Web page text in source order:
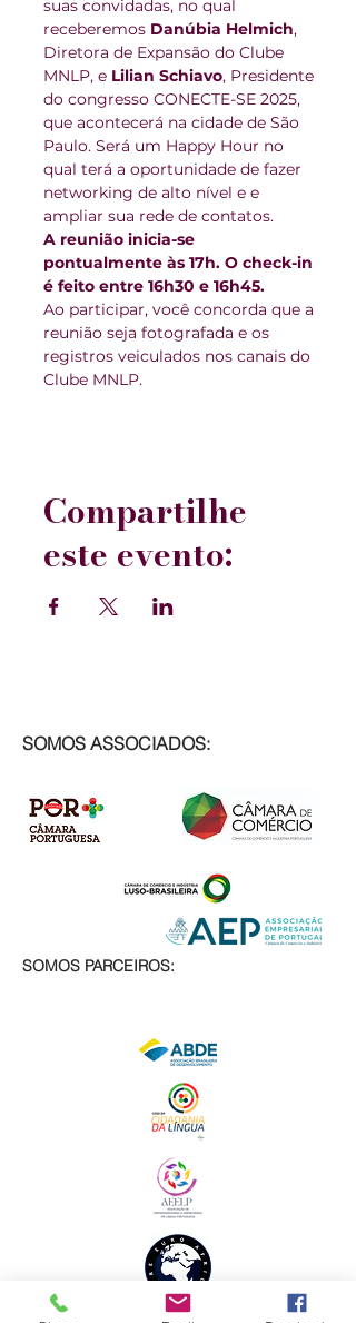
suas convidadas, no qual
receberemos Danúbia Helmich,
Diretora de Expansão do Clube
MNLP, e Lilian Schiavo, Presidente
do congresso CONECTE-SE 2025,
que acontecerá na cidade de São
Paulo. Será um Happy Hour no
qual terá a oportunidade de fazer
networking de alto nível e e
ampliar sua rede de contatos.
A reunião inicia-se
pontualmente às 17h. O check-in
é feito entre 16h30 e 16h45.
Ao participar, você concorda que a
reunião seja fotografada e os
registros veiculados nos canais do
Clube MNLP.
Compartilhe
este evento:
SOMOS ASSOCIADOS:
SOMOS PARCEIROS: